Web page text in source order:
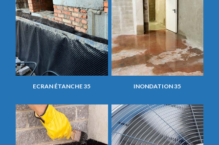
ECRAN ÉTANCHE 35 INONDATION 35